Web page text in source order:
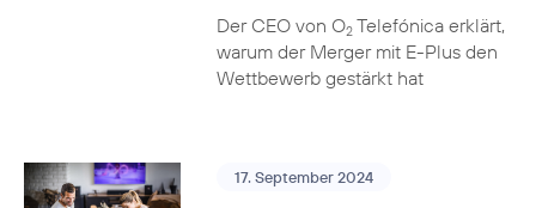
Der CEO von O2Telefónica erklärt,
warum der Merger mit E-Plus den
Wettbewerb gestärkt hat
17. September 2024